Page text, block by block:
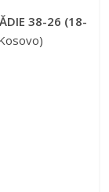
38-26 (18-